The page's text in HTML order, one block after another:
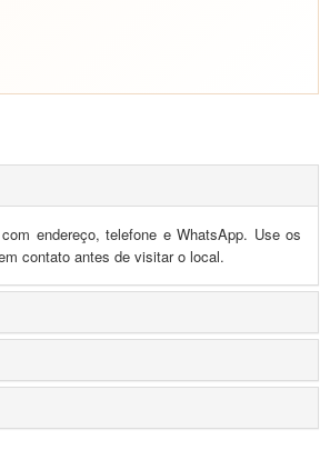
endereço, telefone e WhatsApp. Use os
contato antes de visitar o local.